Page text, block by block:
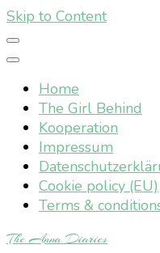
Skip to Content
Home
The Girl Behind
Kooperation
Impressum
Cookie policy (EU)
Terms &
The Anna Diaries